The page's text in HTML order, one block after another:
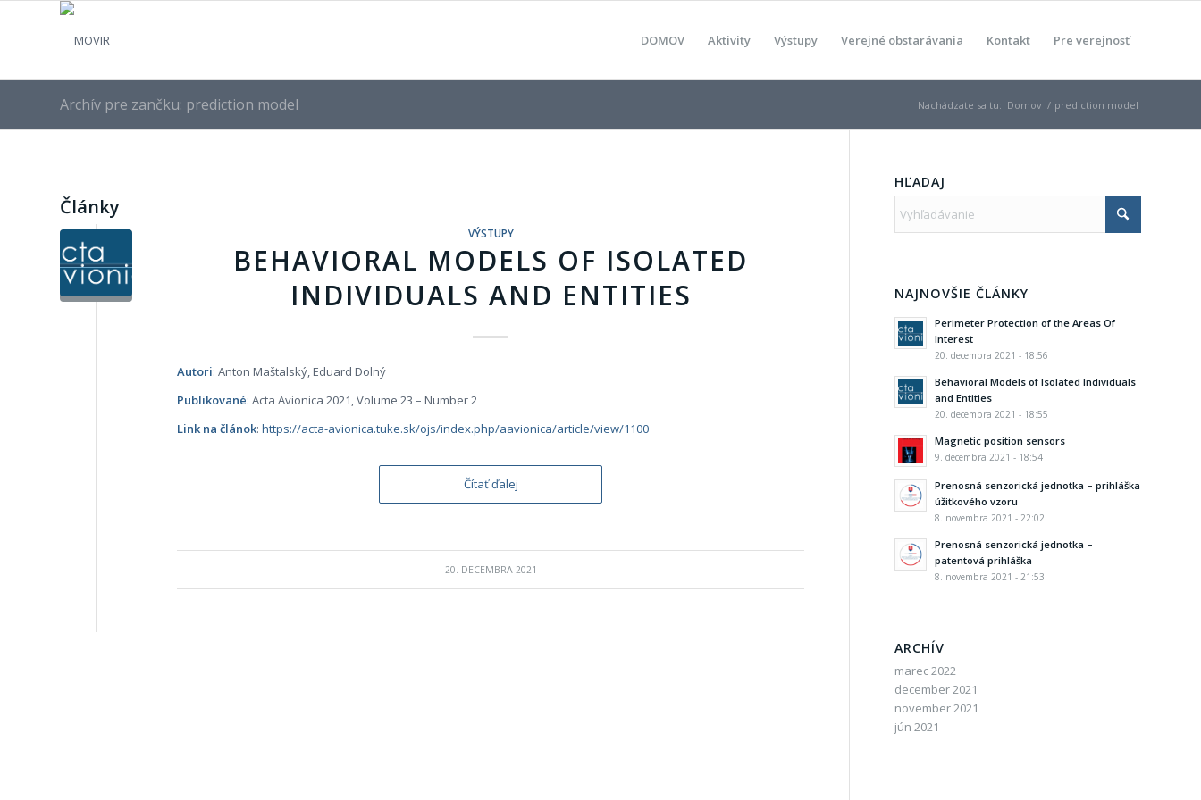
DOMOV Aktivity Výstupy Verejné obstarávania Kontakt Pre verejnosť
Archív pre zančku: prediction model Nachádzate sa tu: Domov / prediction model
Články
VÝSTUPY
BEHAVIORAL MODELS OF ISOLATED
INDIVIDUALS AND ENTITIES
Autori: Anton Maštalský, Eduard Dolný
Publikované: Acta Avionica 2021, Volume 23 – Number 2
Link na článok: https://acta-avionica.tuke.sk/ojs/index.php/aavionica/article/view/1100
Čítať ďalej
20. DECEMBRA 2021
HĽADAJ
NAJNOVŠIE ČLÁNKY
Perimeter Protection of the Areas Of
Interest
20. decembra 2021 - 18:56
Behavioral Models of Isolated Individuals
and Entities
20. decembra 2021 - 18:55
Magnetic position sensors
9. decembra 2021 - 18:54
Prenosná senzorická jednotka – prihláška
úžitkového vzoru
8. novembra 2021 - 22:02
Prenosná senzorická jednotka –
patentová prihláška
8. novembra 2021 - 21:53
ARCHÍV
marec 2022
december 2021
november 2021
jún 2021